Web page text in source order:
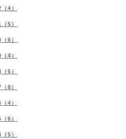
4）
5）
6）
4）
5）
8）
4）
6）
5）